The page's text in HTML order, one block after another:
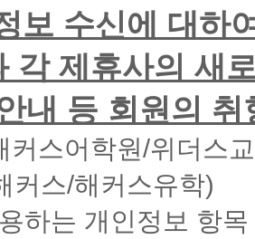
보 수신에 대하
각 제휴사의 새
내 등 회원의
스어학원/위더스
커스/해커스유학)
하는 개인정보 항